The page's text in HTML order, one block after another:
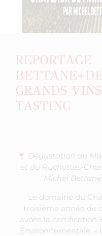
REPORTAGE
GRANDS
TASTING
Dégustation du
et du Ruchottes-
Michel
Le domaine du
troisième année de
avons la certification
Environnementale. «